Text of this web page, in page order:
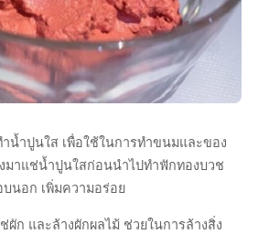
น้ำปูนใส เพื่อใช้ในการทำขนมและของ
มาแช่น้ำปูนใสก่อนนำไปทำฟักทองบวช
นอก เพิ่มความอร่อย
ผัก และล้างผักผลไม้ ช่วยในการล้างสิ่ง